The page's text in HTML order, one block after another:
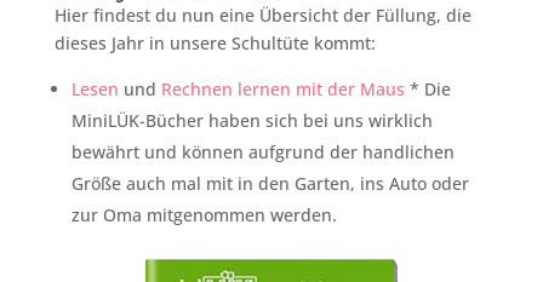
Hier findest du nun eine Übersicht der Füllung, die
dieses Jahr in unsere Schultüte kommt:
Lesen und Rechnen lernen mit der Maus * Die
MiniLÜK-Bücher haben sich bei uns wirklich
bewährt und können aufgrund der handlichen
Größe auch mal mit in den Garten, ins Auto oder
zur Oma mitgenommen werden.